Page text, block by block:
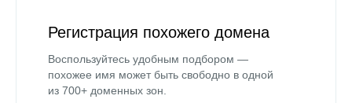
Регистрация похожего домена
Воспользуйтесь удобным подбором —
похожее имя может быть свободно в одной
из 700+ доменных зон.